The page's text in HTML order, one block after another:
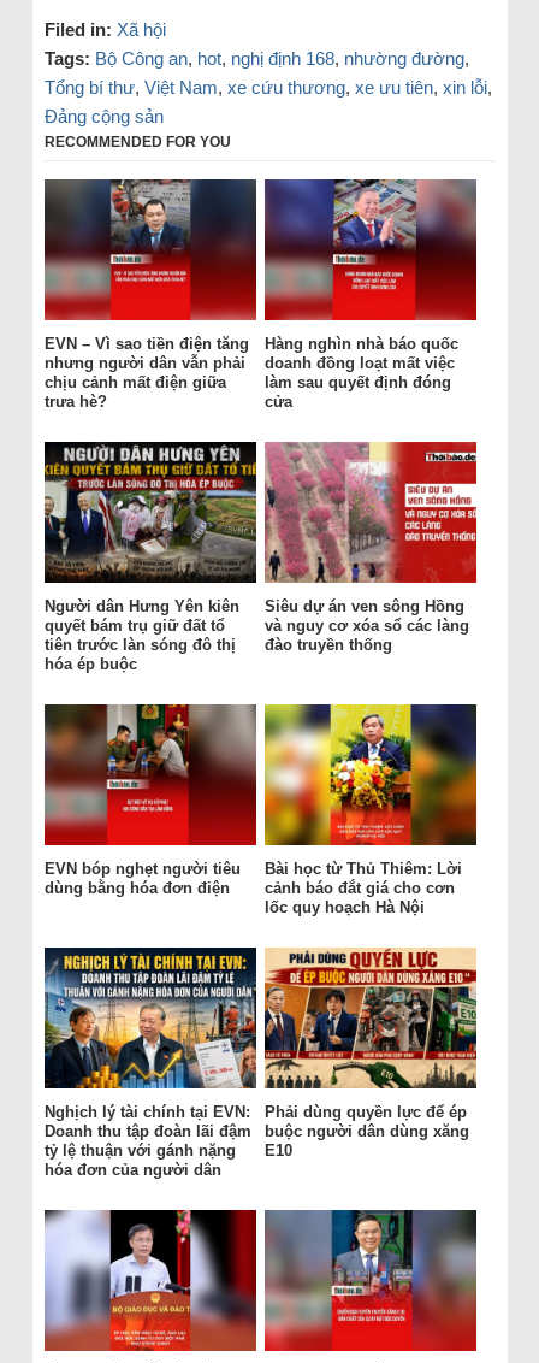
Filed in: Xã hội
Tags: Bộ Công an, hot, nghị định 168, nhường đường,
Tổng bí thư, Việt Nam, xe cứu thương, xe ưu tiên, xin lỗi,
Đảng cộng sản
RECOMMENDED FOR YOU
EVN – Vì sao tiền điện tăng
nhưng người dân vẫn phải
chịu cảnh mất điện giữa
trưa hè?
Hàng nghìn nhà báo quốc
doanh đồng loạt mất việc
làm sau quyết định đóng
cửa
Người dân Hưng Yên kiên
quyết bám trụ giữ đất tổ
tiên trước làn sóng đô thị
hóa ép buộc
Siêu dự án ven sông Hồng
và nguy cơ xóa sổ các làng
đào truyền thống
EVN bóp nghẹt người tiêu
dùng bằng hóa đơn điện
Bài học từ Thủ Thiêm: Lời
cảnh báo đắt giá cho cơn
lốc quy hoạch Hà Nội
Nghịch lý tài chính tại EVN:
Doanh thu tập đoàn lãi đậm
tỷ lệ thuận với gánh nặng
hóa đơn của người dân
Phải dùng quyền lực để ép
buộc người dân dùng xăng
E10